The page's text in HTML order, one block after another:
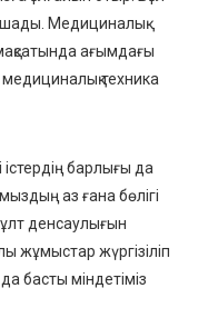
. Медициналық
ағымдағы
техника
барлығы да
аз ғана бөлігі
денсаулығын
жұмыстар жүргізіліп
басты міндетіміз